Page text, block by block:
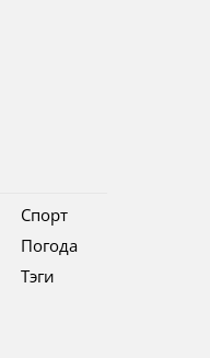
Спорт
Погода
Тэги